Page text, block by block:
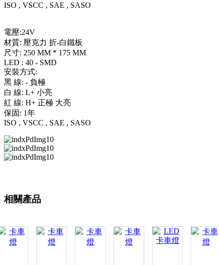
ISO , VSCC , SAE , SASO
電壓:24V
材質: 壓克力 折-白鐵板
尺寸: 250 MM * 175 MM
LED : 40 - SMD
安裝方式:
黑 線: - 負極
白 線: L+ 小亮
紅 線: H+ 正極 大亮
保固: 1年
ISO , VSCC , SAE , SASO
相關產品